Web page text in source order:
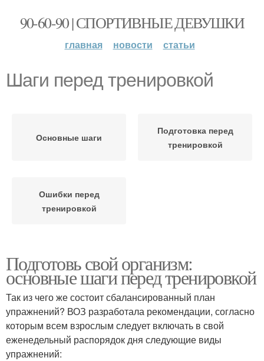
90-60-90 | СПОРТИВНЫЕ ДЕВУШКИ
главная новости статьи
Шаги перед тренировкой
Основные шаги
Подготовка перед
тренировкой
Ошибки перед
тренировкой
Подготовь свой организм:
основные шаги перед тренировкой
Так из чего же состоит сбалансированный план
упражнений? ВОЗ разработала рекомендации, согласно
которым всем взрослым следует включать в свой
еженедельный распорядок дня следующие виды
упражнений: